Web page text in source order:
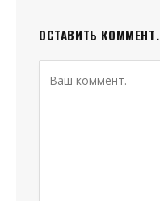
ОСТАВИТЬ КОММЕНТ.